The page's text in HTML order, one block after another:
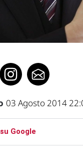
03 Agosto 2014
Google